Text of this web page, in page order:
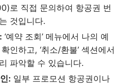
로 직접 문의하여 항공권 번
것입니다.
‘예약 조회’ 메뉴에서 나의 예
인하고, ‘취소/환불’ 섹션에서
파악할 수 있습니다.
: 일부 프로모션 항공권이나